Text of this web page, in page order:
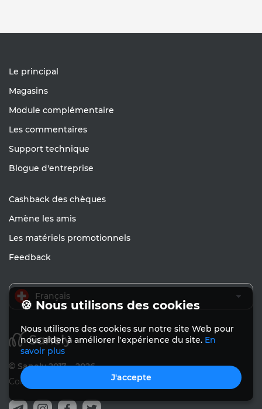
Le principal
Magasins
Module complémentaire
Les commentaires
Support technique
Blogue d'entreprise
Cashback des chèques
Amène les amis
Les matériels promotionnels
Feedback
Français
© Sanely 2017 – 2026
Conditions d'utilisation
🍪 Nous utilisons des cookies
Nous utilisons des cookies sur notre site Web pour
nous aider à améliorer l'expérience du site. En
savoir plus
J'accepte